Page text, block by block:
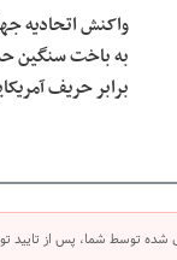
واکنش اتحادیه
به باخت سنگین
برابر حریف
شده توسط شما، پس از